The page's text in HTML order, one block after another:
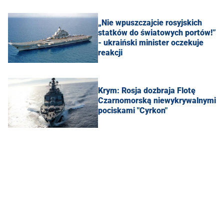
„Nie wpuszczajcie rosyjskich
statków do światowych portów!”
- ukraiński minister oczekuje
reakcji
Krym: Rosja dozbraja Flotę
Czarnomorską niewykrywalnymi
pociskami "Cyrkon"